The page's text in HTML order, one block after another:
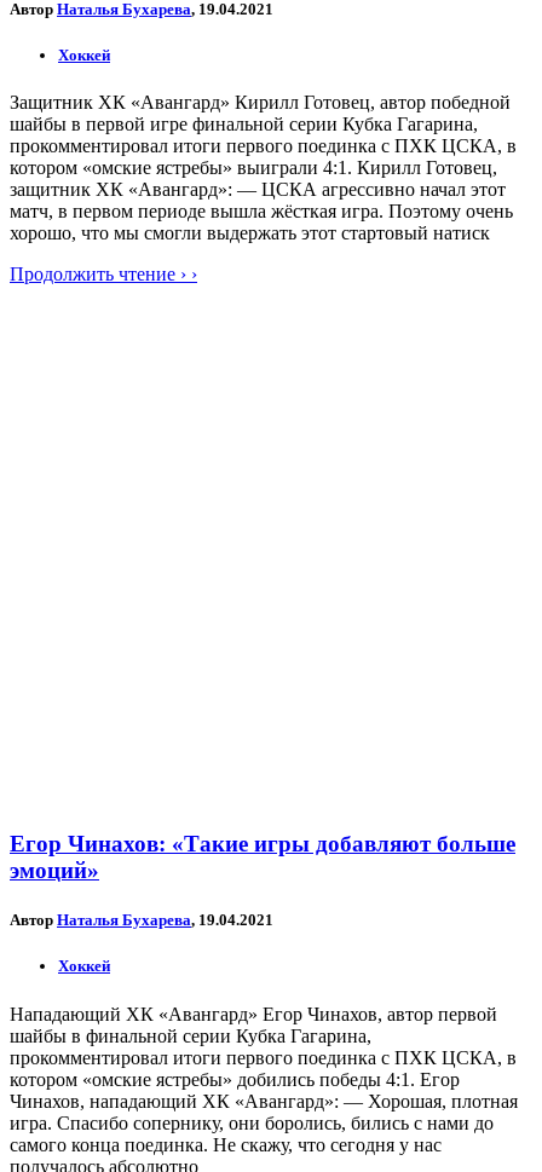
Автор Наталья Бухарева, 19.04.2021
Хоккей
Защитник ХК «Авангард» Кирилл Готовец, автор победной
шайбы в первой игре финальной серии Кубка Гагарина,
прокомментировал итоги первого поединка с ПХК ЦСКА, в
котором «омские ястребы» выиграли 4:1. Кирилл Готовец,
защитник ХК «Авангард»: — ЦСКА агрессивно начал этот
матч, в первом периоде вышла жёсткая игра. Поэтому очень
хорошо, что мы смогли выдержать этот стартовый натиск
Продолжить чтение › ›
Егор Чинахов: «Такие игры добавляют больше
эмоций»
Автор Наталья Бухарева, 19.04.2021
Хоккей
Нападающий ХК «Авангард» Егор Чинахов, автор первой
шайбы в финальной серии Кубка Гагарина,
прокомментировал итоги первого поединка с ПХК ЦСКА, в
котором «омские ястребы» добились победы 4:1. Егор
Чинахов, нападающий ХК «Авангард»: — Хорошая, плотная
игра. Спасибо сопернику, они боролись, бились с нами до
самого конца поединка. Не скажу, что сегодня у нас
получалось абсолютно